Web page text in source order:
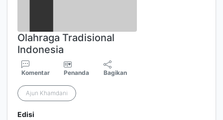
Olahraga Tradisional
Indonesia
Komentar Penanda Bagikan
Ajun Khamdani
Edisi